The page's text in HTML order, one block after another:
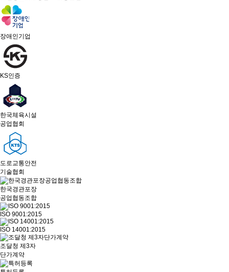
장애인기업
KS인증
한국체육시설
공업협회
도로교통안전
기술협회
한국경관포장
공업협동조합
ISO 9001:2015
ISO 14001:2015
조달청 제3자
단가계약